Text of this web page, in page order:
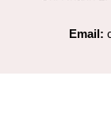
Email: